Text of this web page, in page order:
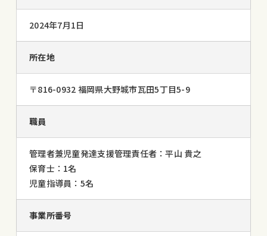
2024年7月1日
所在地
〒816-0932 福岡県大野城市瓦田5丁目5-9
職員
管理者兼児童発達支援管理責任者：平山 貴之
保育士：1名
児童指導員：5名
事業所番号